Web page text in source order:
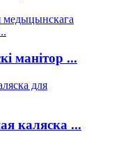
манітор ...
каляска ...